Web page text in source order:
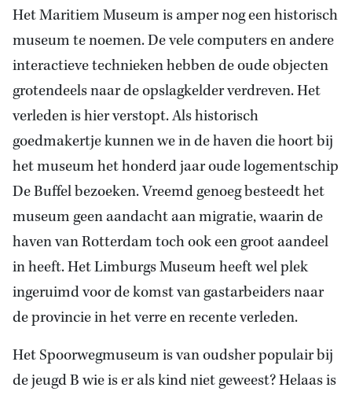
Het Maritiem Museum is amper nog een historisch
museum te noemen. De vele computers en andere
interactieve technieken hebben de oude objecten
grotendeels naar de opslagkelder verdreven. Het
verleden is hier verstopt. Als historisch
goedmakertje kunnen we in de haven die hoort bij
het museum het honderd jaar oude logementschip
De Buffel bezoeken. Vreemd genoeg besteedt het
museum geen aandacht aan migratie, waarin de
haven van Rotterdam toch ook een groot aandeel
in heeft. Het Limburgs Museum heeft wel plek
ingeruimd voor de komst van gastarbeiders naar
de provincie in het verre en recente verleden.
Het Spoorwegmuseum is van oudsher populair bij
de jeugd B wie is er als kind niet geweest? Helaas is